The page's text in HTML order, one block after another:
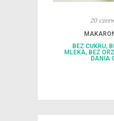
20
BEZ CUKRU,
MLEKA, BEZ
DANIA